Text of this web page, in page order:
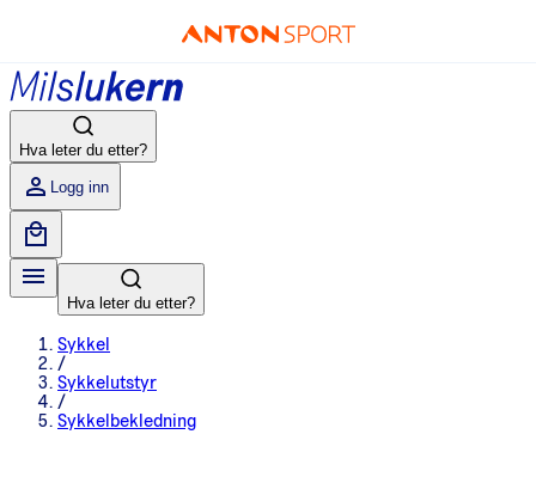
Hva leter du etter?
Logg inn
Hva leter du etter?
Sykkel
/
Sykkelutstyr
/
Sykkelbekledning